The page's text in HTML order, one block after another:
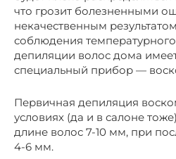
что грозит болезненными
некачественным
соблюдения
депиляции волос дома
специальный прибор —
Первичная депиляция
условиях (да и в салоне
длине волос 7-10 мм, при
4-6 мм.